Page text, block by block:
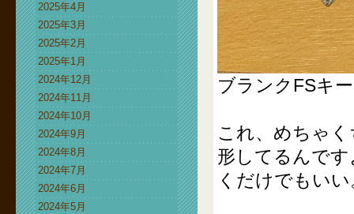
2025年4月
2025年3月
2025年2月
2025年1月
2024年12月
2024年11月
2024年10月
2024年9月
2024年8月
2024年7月
2024年6月
2024年5月
ブランクFSキー
これ、めちゃ
形してるんで
くだけでもい